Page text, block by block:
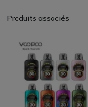
Produits associés